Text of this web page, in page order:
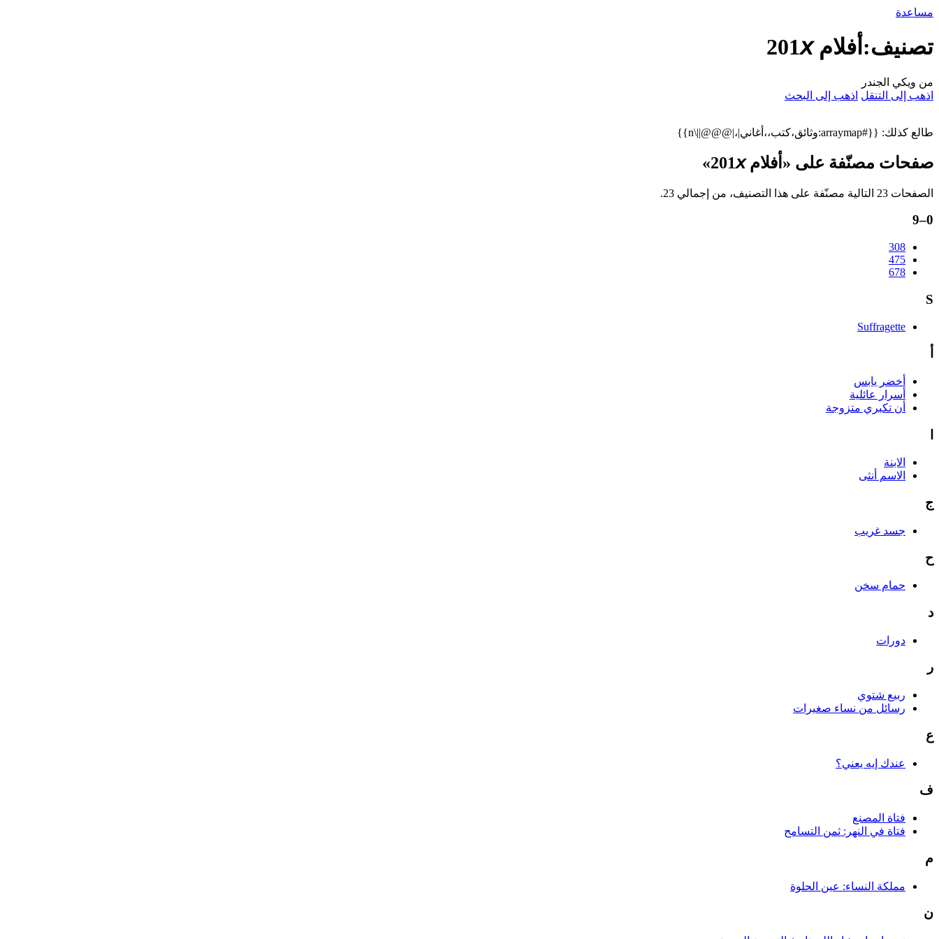
مساعدة
تصنيف:أفلام 201𝘹
من ويكي الجندر
اذهب إلى التنقل اذهب إلى البحث
طالع كذلك: {{#arraymap:وثائق،كتب،،أغاني|،|@@@||\n}}
صفحات مصنّفة على «أفلام 201𝘹»
الصفحات 23 التالية مصنّفة على هذا التصنيف، من إجمالي 23.
0–9
308
475
678
S
Suffragette
أخضر يابس
أسرار عائلية
أن تكبري متزوجة
الابنة
الاسم أنثى
ج
جسد غريب
ح
حمام سخن
د
دورات
ر
ربيع شتوي
رسائل من نساء صغيرات
ع
عندك إيه يعني؟
ف
فتاة المصنع
فتاة في النهر: ثمن التسامح
م
مملكة النساء: عين الحلوة
ن